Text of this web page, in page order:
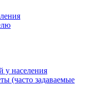
у населения
(часто задаваемые